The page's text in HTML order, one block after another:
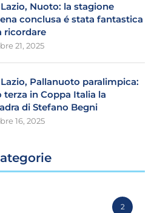
Lazio, Nuoto: la stagione
conclusa é stata fantastica
ricordare
21, 2025
Lazio, Pallanuoto paralimpica:
terza in Coppa Italia la
di Stefano Begni
16, 2025
2